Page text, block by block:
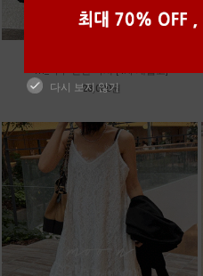
m_마무 린넨 나시 [4차 재입고]
28,000원
다시 보지 않기